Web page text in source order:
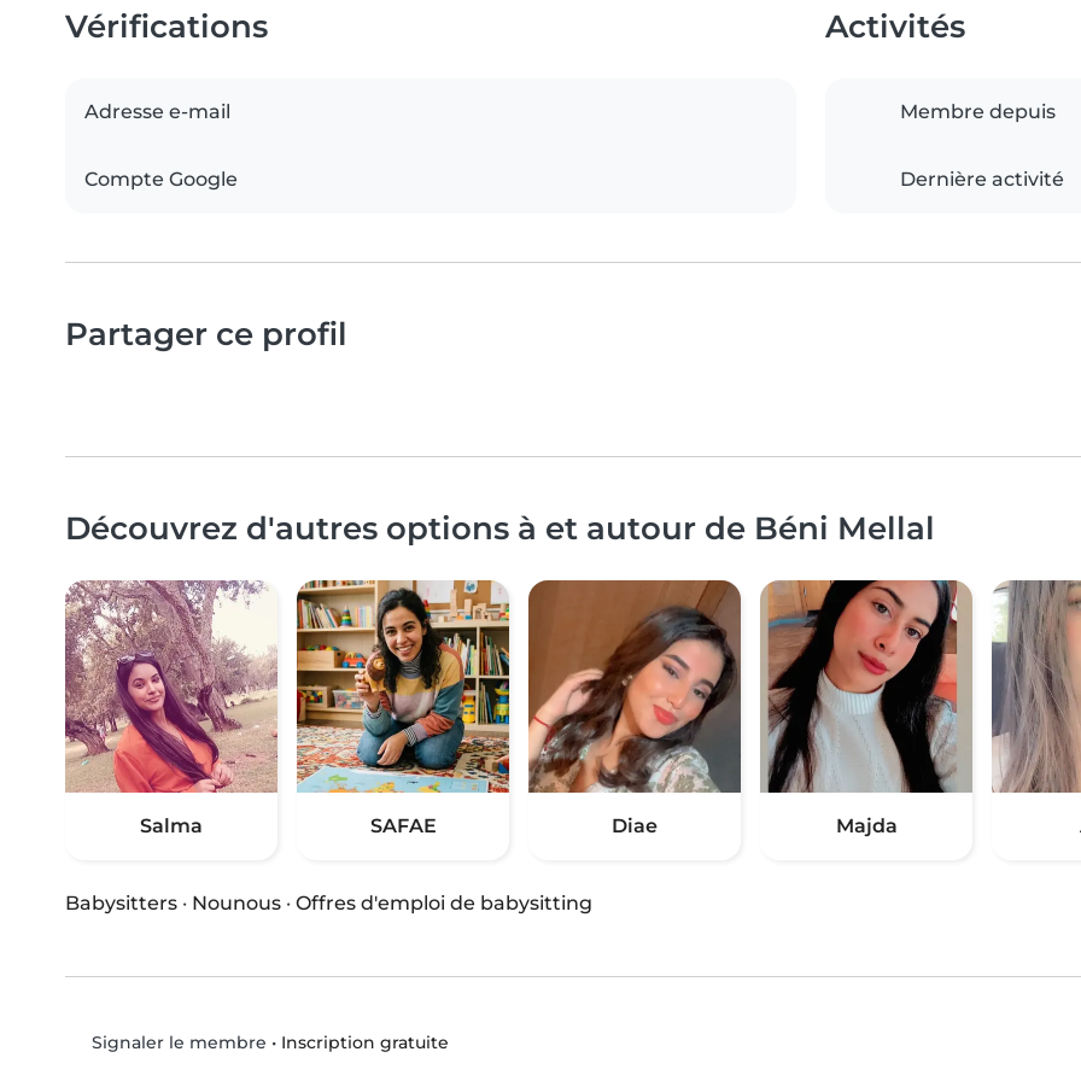
Vérifications
Adresse e-mail
Compte Google
Activités
Membre depuis
Dernière activité
Partager ce profil
Découvrez d'autres options à et autour de Béni Mellal
Salma SAFAE Diae Majda
Babysitters · Nounous · Offres d'emploi de babysitting
Signaler le membre • Inscription gratuite